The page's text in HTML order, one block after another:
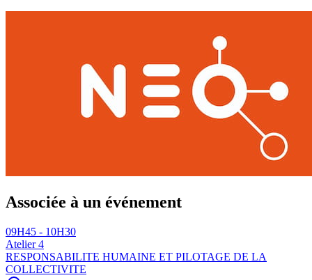
Associée à un événement
09H45 - 10H30
Atelier 4
RESPONSABILITE HUMAINE ET PILOTAGE DE LA
COLLECTIVITE